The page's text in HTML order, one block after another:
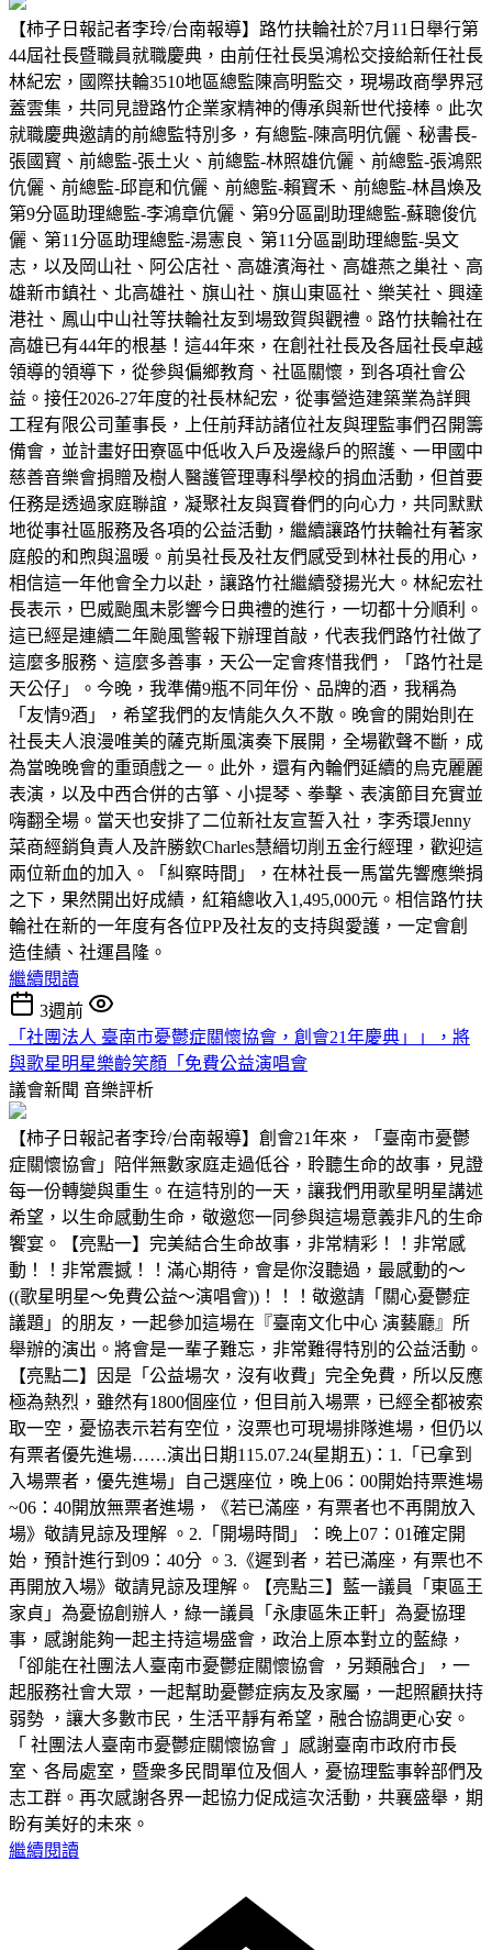
【柿子日報記者李玲/台南報導】路竹扶輪社於7月11日舉行第
44屆社長暨職員就職慶典，由前任社長吳鴻松交接給新任社長
林紀宏，國際扶輪3510地區總監陳高明監交，現場政商學界冠
蓋雲集，共同見證路竹企業家精神的傳承與新世代接棒。此次
就職慶典邀請的前總監特別多，有總監-陳高明伉儷、秘書長-
張國寳、前總監-張土火、前總監-林照雄伉儷、前總監-張鴻熙
伉儷、前總監-邱崑和伉儷、前總監-賴寳禾、前總監-林昌煥及
第9分區助理總監-李鴻章伉儷、第9分區副助理總監-蘇聰俊伉
儷、第11分區助理總監-湯憲良、第11分區副助理總監-吳文
志，以及岡山社、阿公店社、高雄濱海社、高雄燕之巢社、高
雄新市鎮社、北高雄社、旗山社、旗山東區社、樂芙社、興達
港社、鳳山中山社等扶輪社友到場致賀與觀禮。路竹扶輪社在
高雄已有44年的根基！這44年來，在創社社長及各屆社長卓越
領導的領導下，從參與偏鄉教育、社區關懷，到各項社會公
益。接任2026-27年度的社長林紀宏，從事營造建築業為詳興
工程有限公司董事長，上任前拜訪諸位社友與理監事們召開籌
備會，並計畫好田寮區中低收入戶及邊緣戶的照護、一甲國中
慈善音樂會捐贈及樹人醫護管理專科學校的捐血活動，但首要
任務是透過家庭聯誼，凝聚社友與寶眷們的向心力，共同默默
地從事社區服務及各項的公益活動，繼續讓路竹扶輪社有著家
庭般的和煦與溫暖。前吳社長及社友們感受到林社長的用心，
相信這一年他會全力以赴，讓路竹社繼續發揚光大。林紀宏社
長表示，巴威颱風未影響今日典禮的進行，一切都十分順利。
這已經是連續二年颱風警報下辦理首敲，代表我們路竹社做了
這麼多服務、這麼多善事，天公一定會疼惜我們，「路竹社是
天公仔」。今晚，我準備9瓶不同年份、品牌的酒，我稱為
「友情9酒」，希望我們的友情能久久不散。晚會的開始則在
社長夫人浪漫唯美的薩克斯風演奏下展開，全場歡聲不斷，成
為當晚晚會的重頭戲之一。此外，還有內輪們延續的烏克麗麗
表演，以及中西合併的古箏、小提琴、拳擊、表演節目充實並
嗨翻全場。當天也安排了二位新社友宣誓入社，李秀環Jenny
菜商經銷負責人及許勝欽Charles慧縉切削五金行經理，歡迎這
兩位新血的加入。「糾察時間」，在林社長一馬當先響應樂捐
之下，果然開出好成績，紅箱總收入1,495,000元。相信路竹扶
輪社在新的一年度有各位PP及社友的支持與愛護，一定會創
造佳績、社運昌隆。
繼續閱讀
3週前
「社團法人 臺南市憂鬱症關懷協會，創會21年慶典」」，將
與歌星明星樂齡笑顏「免費公益演唱會
議會新聞 音樂評析
【柿子日報記者李玲/台南報導】創會21年來，「臺南市憂鬱
症關懷協會」陪伴無數家庭走過低谷，聆聽生命的故事，見證
每一份轉變與重生。在這特別的一天，讓我們用歌星明星講述
希望，以生命感動生命，敬邀您一同參與這場意義非凡的生命
饗宴。【亮點一】完美結合生命故事，非常精彩！！非常感
動！！非常震撼！！滿心期待，會是你沒聽過，最感動的～
((歌星明星～免費公益～演唱會))！！！敬邀請「關心憂鬱症
議題」的朋友，一起參加這場在『臺南文化中心 演藝廳』所
舉辦的演出。將會是一輩子難忘，非常難得特別的公益活動。
【亮點二】因是「公益場次，沒有收費」完全免費，所以反應
極為熱烈，雖然有1800個座位，但目前入場票，已經全都被索
取一空，憂協表示若有空位，沒票也可現場排隊進場，但仍以
有票者優先進場……演出日期115.07.24(星期五)：1.「已拿到
入場票者，優先進場」自己選座位，晚上06：00開始持票進場
~06：40開放無票者進場，《若已滿座，有票者也不再開放入
場》敬請見諒及理解 。2.「開場時間」：晚上07：01確定開
始，預計進行到09：40分 。3.《遲到者，若已滿座，有票也不
再開放入場》敬請見諒及理解。【亮點三】藍一議員「東區王
家貞」為憂協創辦人，綠一議員「永康區朱正軒」為憂協理
事，感謝能夠一起主持這場盛會，政治上原本對立的藍綠，
「卻能在社團法人臺南市憂鬱症關懷協會 ，另類融合」，一
起服務社會大眾，一起幫助憂鬱症病友及家屬，一起照顧扶持
弱勢 ，讓大多數市民，生活平靜有希望，融合協調更心安。
「 社團法人臺南市憂鬱症關懷協會 」感謝臺南市政府市長
室、各局處室，暨衆多民間單位及個人，憂協理監事幹部們及
志工群。再次感謝各界一起協力促成這次活動，共襄盛舉，期
盼有美好的未來。
繼續閱讀